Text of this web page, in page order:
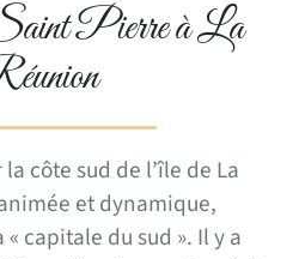
Pierre à La
côte sud de l’île de La
et dynamique,
capitale du sud ». Il y a